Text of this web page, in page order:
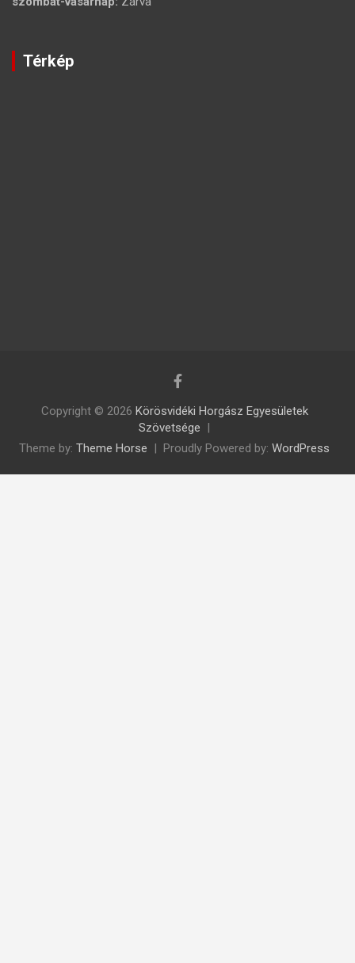
Térkép
Copyright © 2026 Körösvidéki Horgász Egyesületek
Szövetsége
Theme by: Theme Horse Proudly Powered by: WordPress